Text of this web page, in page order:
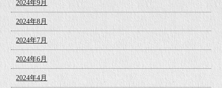
2024年9月
2024年8月
2024年7月
2024年6月
2024年4月